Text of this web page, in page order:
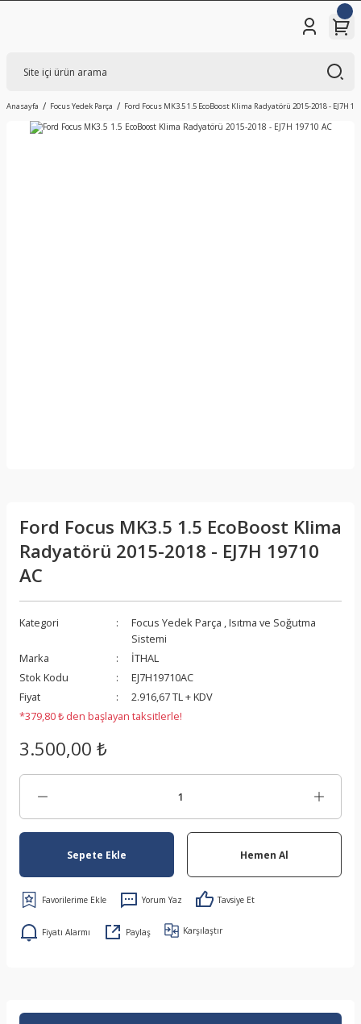
Anasayfa Focus Yedek Parça Ford Focus MK3.5 1.5 EcoBoost Klima Radyatörü 2015-2018 - EJ7H
Ford Focus MK3.5 1.5 EcoBoost Klima
Radyatörü 2015-2018 - EJ7H 19710
AC
Kategori Focus Yedek Parça ,Isıtma ve Soğutma
Sistemi
Marka
İTHAL
Stok Kodu
EJ7H19710AC
Fiyat
2.916,67 TL + KDV
*379,80 ₺ den başlayan taksitlerle!
3.500,00 ₺
Sepete Ekle Hemen Al
Yorum Yaz Tavsiye Et
Fiyatı Alarmı Paylaş Karşılaştır